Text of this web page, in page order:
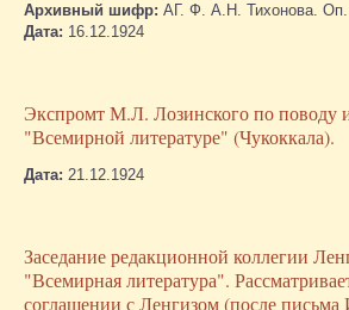
Архивный шифр: АГ. Ф. А.Н. Тихонова.
Дата: 16.12.1924
Экспромт М.Л. Лозинского по поводу
"Всемирной литературе" (Чукоккала).
Дата: 21.12.1924
Заседание редакционной коллегии
"Всемирная литература".
соглашении с Ленгизом (после